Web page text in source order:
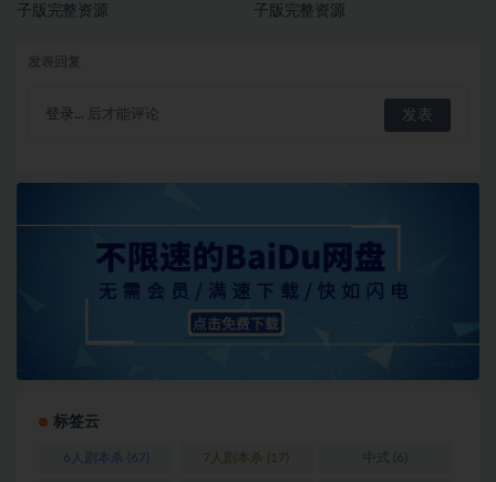
子版完整资源
子版完整资源
登录... 后才能评论
标签云
6人剧本杀 (67) 7人剧本杀 (17) 中式 (6)